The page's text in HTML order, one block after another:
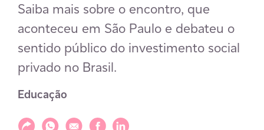
Saiba mais sobre o encontro, que
aconteceu em São Paulo e debateu o
sentido público do investimento social
privado no Brasil.
Educação
Compartilhar
Compartilhar via WhatsApp
Compartilhar via E-mail
Compartilhar via Facebook
Compartilhar via LinkedIn